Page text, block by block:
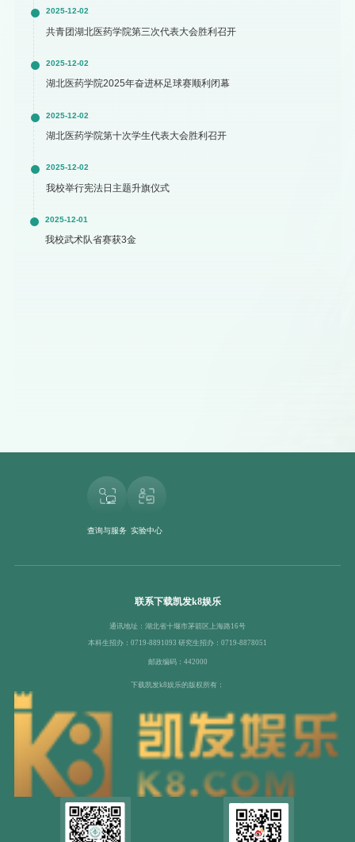
2025-12-02
共青团湖北医药学院第三次代表大会胜利召开
2025-12-02
湖北医药学院2025年奋进杯足球赛顺利闭幕
2025-12-02
湖北医药学院第十次学生代表大会胜利召开
2025-12-02
我校举行宪法日主题升旗仪式
2025-12-01
我校武术队省赛获3金
查询与服务 实验中心
联系下载凯发k8娱乐
通讯地址：湖北省十堰市茅箭区上海路16号
本科生招办：0719-8891093 研究生招办：0719-8878051
邮政编码：442000
下载凯发k8娱乐的版权所有：